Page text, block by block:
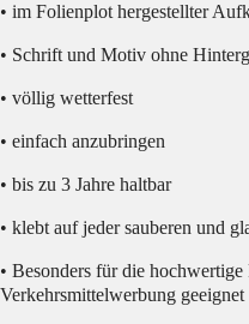
• im Folienplot hergestellter
• Schrift und Motiv ohne
• völlig wetterfest
• einfach anzubringen
• bis zu 3 Jahre haltbar
• klebt auf jeder sauberen und
• Besonders für die hochwertige
Verkehrsmittelwerbung geeignet